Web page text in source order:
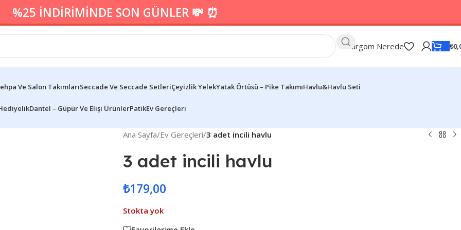
%25 İNDİRİMİNDE SON GÜNLER 💸 ⏰
Kargom Nerede ₺
Ve Salon TakımlarıSeccade Ve Seccade SetleriÇeyizlik YelekYatak Örtüsü – Pike TakımıHavlu&Havlu Seti
Dantel – Güpür Ve Elişi ÜrünlerPatikEv Gereçleri
Ana Sayfa/Ev Gereçleri/3 adet incili havlu
3 adet incili havlu
₺179,00
Stokta yok